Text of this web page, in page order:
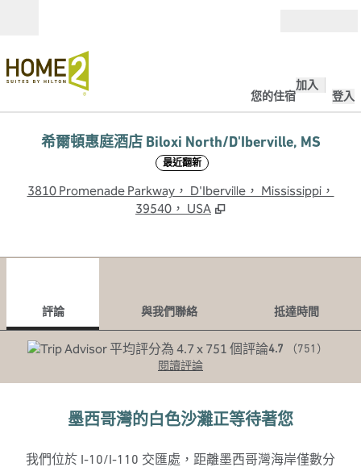
您的住宿
加入
登入
希爾頓惠庭酒店 Biloxi North/D'Iberville, MS
最近翻新
3810 Promenade Parkway， D'Iberville， Mississippi，
39540， USA
評論 與我們聯絡
抵達時間
4.7 （751 ）
閱讀評論
墨西哥灣的白色沙灘正等待著您
我們位於 I-10/I-110 交匯處，距離墨西哥灣海岸僅數分